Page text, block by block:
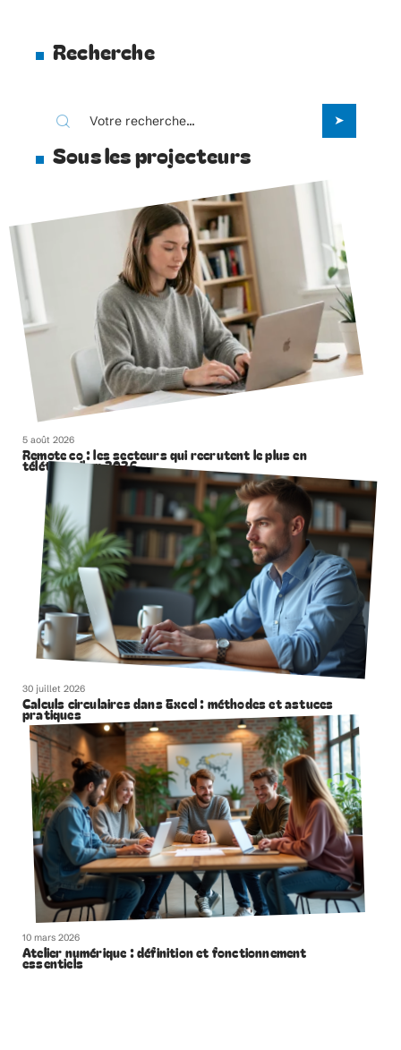
Recherche
Sous les projecteurs
5 août 2026
Remote co : les secteurs qui recrutent le plus en
télétravail en 2026
30 juillet 2026
Calculs circulaires dans Excel : méthodes et astuces
pratiques
10 mars 2026
Atelier numérique : définition et fonctionnement
essentiels